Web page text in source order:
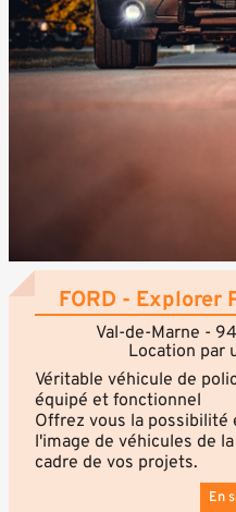
FORD -
Val-de-Marne -
Location par
Véritable véhicule de
équipé et fonctionnel
Offrez vous la
l'image de véhicules de
cadre de vos projets.
En